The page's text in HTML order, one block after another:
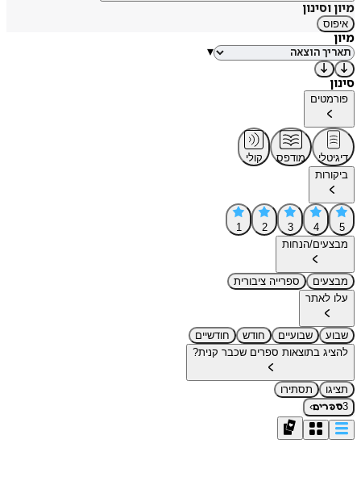
מיון וסינון
איפוס
מיון
▾
סינון
פורמטים
דיגיטלי מודפס
קולי
ביקורות
5
4
3
2
1
מבצעים/הנחות
מבצעים
ספרייה ציבורית
עלו לאתר
שבוע שבועיים חודש
חודשיים
להציג בתוצאות ספרים שכבר קנית?
תציגו
תסתירו
3ספרים›